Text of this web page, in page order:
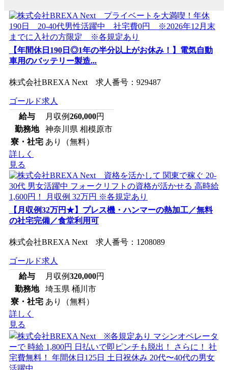
【年間休日190日◎1年の半分以上がお休み！】電気自動
車用のバッテリー製造...
株式会社BREXA Next 求人番号：929487
ゴールド求人
給与
月収例260,000円
勤務地
神奈川県 相模原市
寮・社宅 あり（無料）
詳しく
見る
【月収例32万円★】プレス機・ハンマーの熱加工／無料
の社宅完備／食堂利用可
株式会社BREXA Next 求人番号：1208089
ゴールド求人
給与
月収例320,000円
勤務地
埼玉県 桶川市
寮・社宅 あり（無料）
詳しく
見る